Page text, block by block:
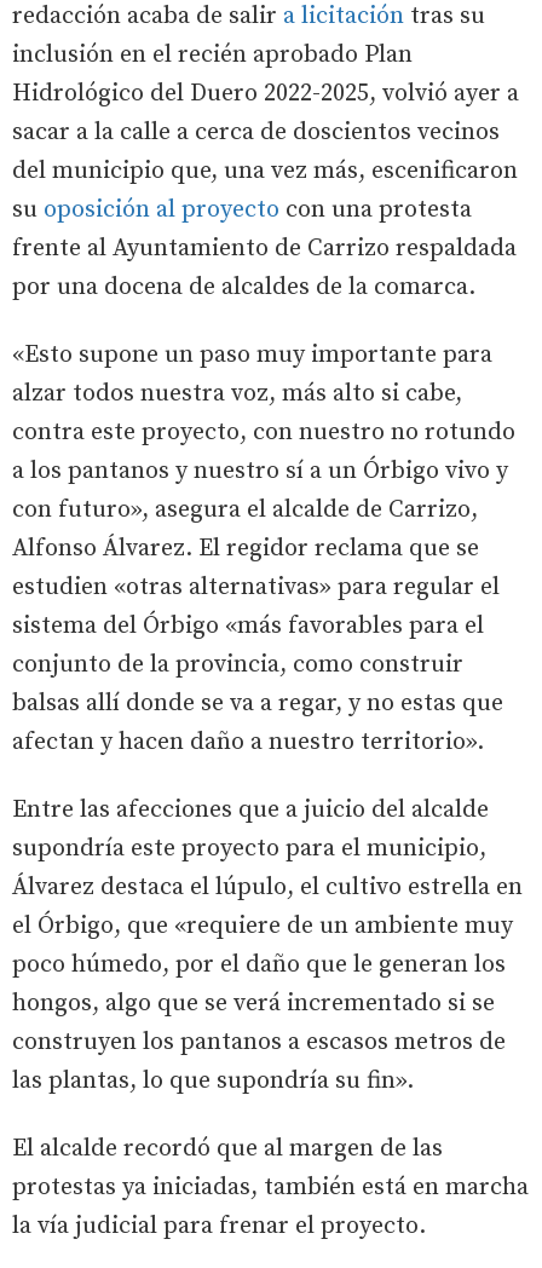
redacción acaba de salir a licitación tras su
inclusión en el recién aprobado Plan
Hidrológico del Duero 2022-2025, volvió ayer a
sacar a la calle a cerca de doscientos vecinos
del municipio que, una vez más, escenificaron
su oposición al proyecto con una protesta
frente al Ayuntamiento de Carrizo respaldada
por una docena de alcaldes de la comarca.
«Esto supone un paso muy importante para
alzar todos nuestra voz, más alto si cabe,
contra este proyecto, con nuestro no rotundo
a los pantanos y nuestro sí a un Órbigo vivo y
con futuro», asegura el alcalde de Carrizo,
Alfonso Álvarez. El regidor reclama que se
estudien «otras alternativas» para regular el
sistema del Órbigo «más favorables para el
conjunto de la provincia, como construir
balsas allí donde se va a regar, y no estas que
afectan y hacen daño a nuestro territorio».
Entre las afecciones que a juicio del alcalde
supondría este proyecto para el municipio,
Álvarez destaca el lúpulo, el cultivo estrella en
el Órbigo, que «requiere de un ambiente muy
poco húmedo, por el daño que le generan los
hongos, algo que se verá incrementado si se
construyen los pantanos a escasos metros de
las plantas, lo que supondría su fin».
El alcalde recordó que al margen de las
protestas ya iniciadas, también está en marcha
la vía judicial para frenar el proyecto.